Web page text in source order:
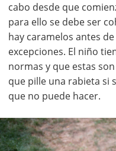
cabo desde que
para ello se debe ser
hay caramelos antes
excepciones. El niño
normas y que estas
que pille una rabieta si
que no puede hacer.